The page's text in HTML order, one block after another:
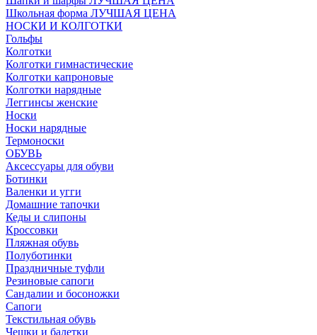
Школьная форма ЛУЧШАЯ ЦЕНА
НОСКИ И КОЛГОТКИ
Гольфы
Колготки
Колготки гимнастические
Колготки капроновые
Колготки нарядные
Леггинсы женские
Носки
Носки нарядные
Термоноски
ОБУВЬ
Аксессуары для обуви
Ботинки
Валенки и угги
Домашние тапочки
Кеды и слипоны
Кроссовки
Пляжная обувь
Полуботинки
Праздничные туфли
Резиновые сапоги
Сандалии и босоножки
Сапоги
Текстильная обувь
Чешки и балетки